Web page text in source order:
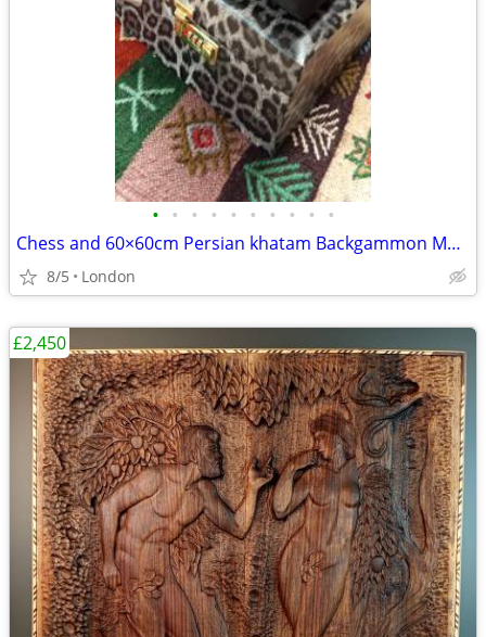
• • • • • • • • • •
Chess and 60×60cm Persian khatam Backgammon Museum Grade Handmade
8/5 London
£2,450